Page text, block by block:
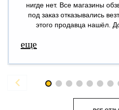
нигде нет. Все магазины
под заказ отказывались
этого продавца нашёл.
еще
